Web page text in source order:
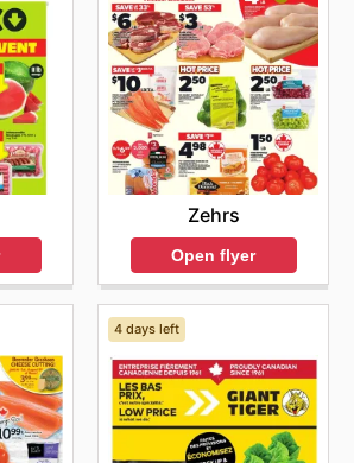
Zehrs
Open flyer
4 days left